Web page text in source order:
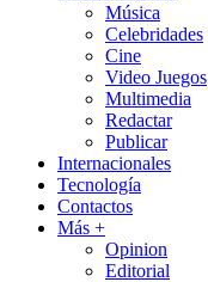
Música
Celebridades
Cine
Video Juegos
Multimedia
Redactar
Publicar
Internacionales
Tecnología
Contactos
Más +
Opinion
Editorial